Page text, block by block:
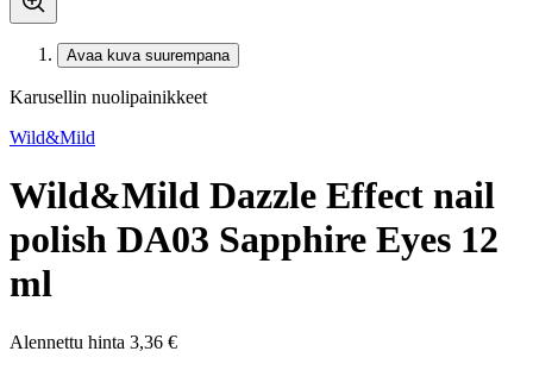
Avaa kuva suurempana
Karusellin nuolipainikkeet
Wild&Mild
Wild&Mild Dazzle Effect nail
polish DA03 Sapphire Eyes 12
ml
Alennettu hinta 3,36 €